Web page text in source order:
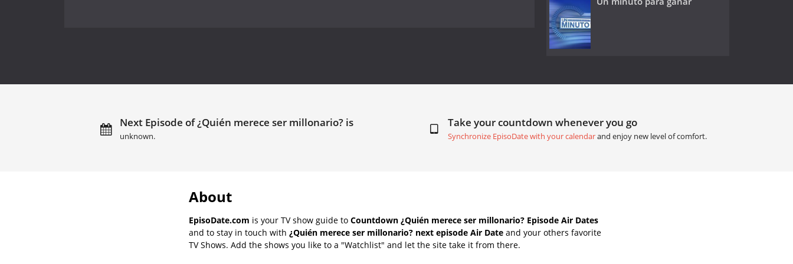
Next Episode of ¿Quién merece ser millonario? is
unknown.
Take your countdown whenever you go
Synchronize EpisoDate with your calendarand enjoy new level of comfort.
About
EpisoDate.com is your TV show guide to Countdown ¿Quién merece ser millonario? Episode Air Dates
and to stay in touch with ¿Quién merece ser millonario? next episode Air Date and your others favorite
TV Shows. Add the shows you like to a "Watchlist" and let the site take it from there.